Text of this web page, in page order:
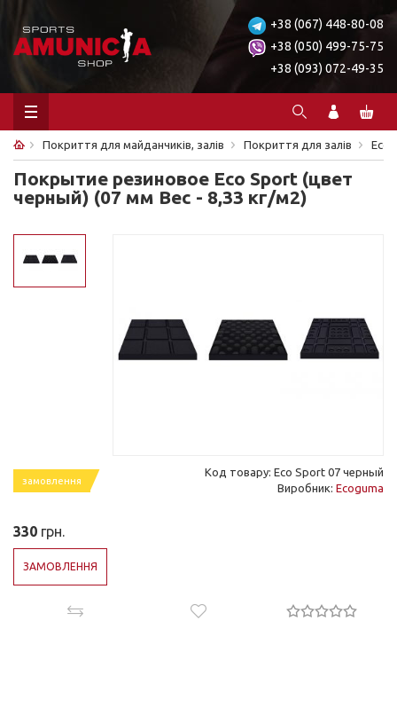
+38 (067) 448-80-08
+38 (050) 499-75-75
+38 (093) 072-49-35
Покриття для майданчиків, залів Покриття для залів
Покрытие резиновое Eco Sport (цвет
черный) (07 мм Вес - 8,33 кг/м2)
замовлення
Код товару: Eco Sport 07 черный
Виробник: Ecoguma
330 грн.
ЗАМОВЛЕННЯ